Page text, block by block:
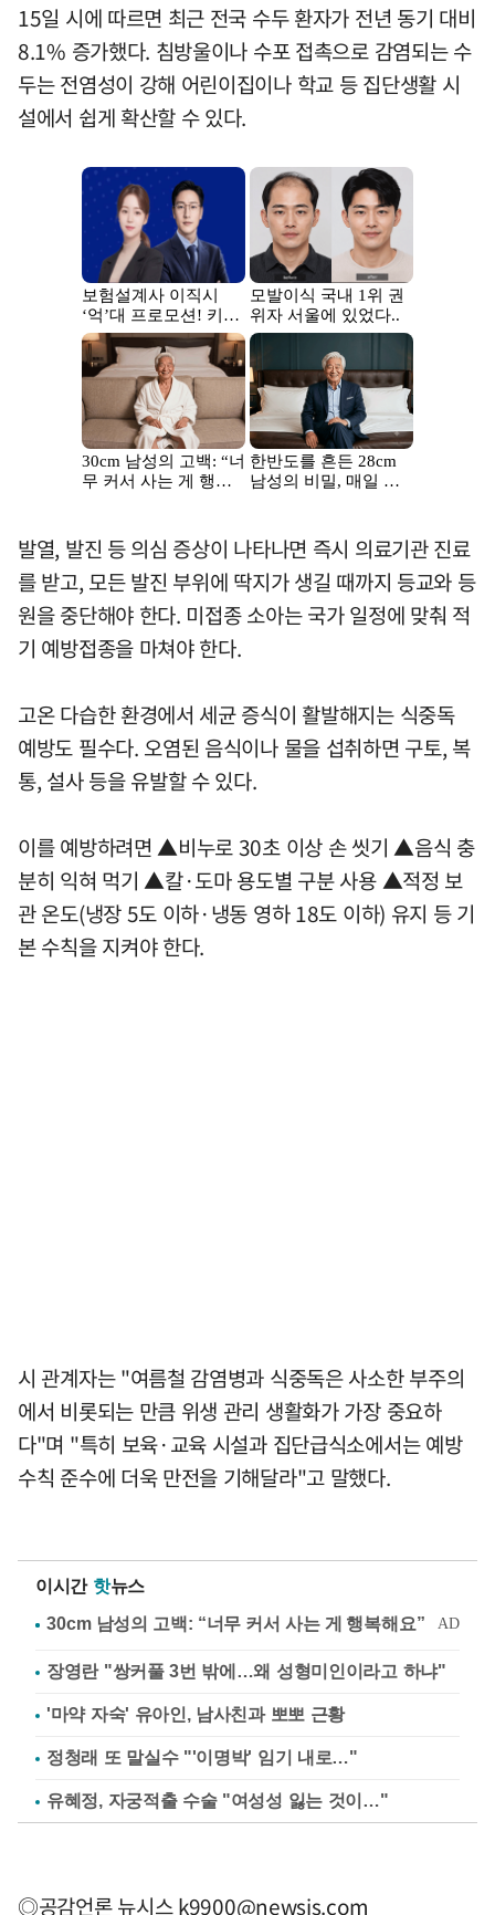
15일 시에 따르면 최근 전국 수두 환자가 전년 동기 대비
8.1% 증가했다. 침방울이나 수포 접촉으로 감염되는 수
두는 전염성이 강해 어린이집이나 학교 등 집단생활 시
설에서 쉽게 확산할 수 있다.
발열, 발진 등 의심 증상이 나타나면 즉시 의료기관 진료
를 받고, 모든 발진 부위에 딱지가 생길 때까지 등교와 등
원을 중단해야 한다. 미접종 소아는 국가 일정에 맞춰 적
기 예방접종을 마쳐야 한다.
고온 다습한 환경에서 세균 증식이 활발해지는 식중독
예방도 필수다. 오염된 음식이나 물을 섭취하면 구토, 복
통, 설사 등을 유발할 수 있다.
이를 예방하려면 ▲비누로 30초 이상 손 씻기 ▲음식 충
분히 익혀 먹기 ▲칼·도마 용도별 구분 사용 ▲적정 보
관 온도(냉장 5도 이하·냉동 영하 18도 이하) 유지 등 기
본 수칙을 지켜야 한다.
시 관계자는 "여름철 감염병과 식중독은 사소한 부주의
에서 비롯되는 만큼 위생 관리 생활화가 가장 중요하
다"며 "특히 보육·교육 시설과 집단급식소에서는 예방
수칙 준수에 더욱 만전을 기해달라"고 말했다.
이시간 핫뉴스
장영란 "쌍커풀 3번 밖에…왜 성형미인이라고 하냐"
'마약 자숙' 유아인, 남사친과 뽀뽀 근황
정청래 또 말실수 "'이명박' 임기 내로…"
유혜정, 자궁적출 수술 "여성성 잃는 것이…"
◎공감언론 뉴시스k9900@newsis.com